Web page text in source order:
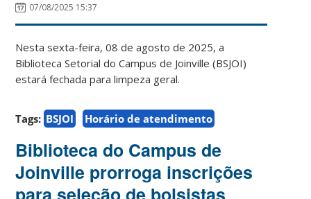
07/08/2025 15:37
Nesta sexta-feira, 08 de agosto de 2025, a
Biblioteca Setorial do Campus de Joinville (BSJOI)
estará fechada para limpeza geral.
Tags: BSJOI Horário de atendimento
Biblioteca do Campus de
Joinville prorroga inscrições
para seleção de bolsistas